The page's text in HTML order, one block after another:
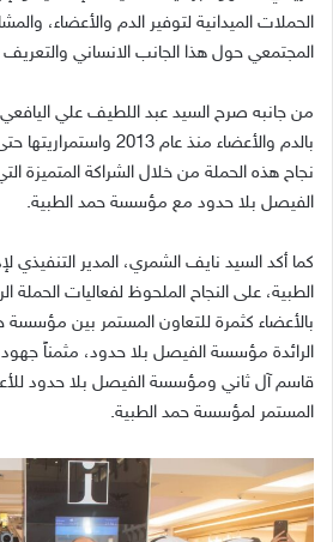
الحملات الميدانية لتوفير الدم والأعضاء،
المجتمعي حول هذا الجانب الانساني والتعريف
من جانبه صرح السيد عبد اللطيف علي اليافعي
بالدم والأعضاء منذ عام
نجاح هذه الحملة من خلال الشراكة المتميزة
الفيصل بلا حدود مع مؤسسة حمد الطبية.
كما أكد السيد نايف الشمري، المدير التنفيذي
الطبية، على النجاح الملحوظ لفعاليات الحملة
بالأعضاء كثمرة للتعاون المستمر بين مؤسسة
الرائدة مؤسسة الفيصل بلا حدود، مثمناً
قاسم آل ثاني ومؤسسة الفيصل بلا حدود
المستمر لمؤسسة حمد الطبية.